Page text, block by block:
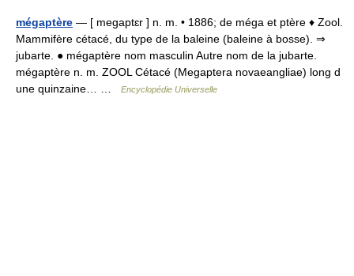
mégaptère — [ megaptɛr ] n. m. • 1886; de méga et ptère ♦ Zool.
Mammifère cétacé, du type de la baleine (baleine à bosse). ⇒
jubarte. ● mégaptère nom masculin Autre nom de la jubarte.
mégaptère n. m. ZOOL Cétacé (Megaptera novaeangliae) long d
une quinzaine… …
Encyclopédie Universelle